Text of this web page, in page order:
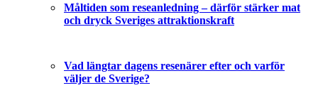
Måltiden som reseanledning – därför stärker mat
och dryck Sveriges attraktionskraft
Vad längtar dagens resenärer efter och varför
väljer de Sverige?